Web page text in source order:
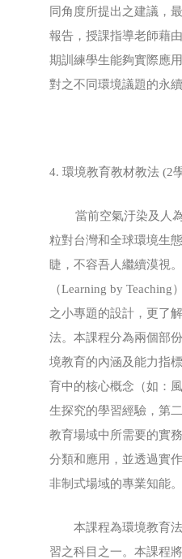
同角度所提出之建議，
報告，授課指導老師藉
期訓練學生能夠實際應
對之不同環境議題的永續
4. 環境教育教材教法 (2
當前空氣汙染及人為
粒對台灣和全球環境生
睫，不容吾人繼續漠視
（Learning by
之小專題的設計，更了
法。本課程分為兩個部
境教育的內涵及能力指
育中的核心概念（如：
生探究的學習經驗，第
教育場域中所需要的實
分類和應用，並透過實
非制式場域的專業知能。
本課程為環境教育法
習之科目之一。本課程